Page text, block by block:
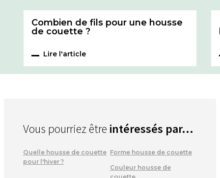
Combien de fils pour une housse
de couette ?
Lire l'article
Vous pourriez être intéressés par...
Quelle housse de couette
pour l'hiver ?
Forme housse de couette
Couleur housse de